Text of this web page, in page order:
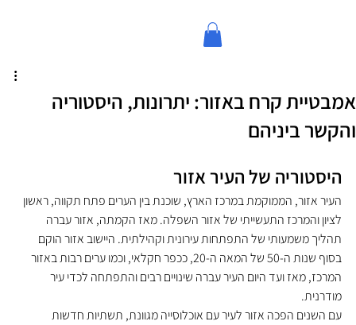
אמבטיית קרח באזור: יתרונות, היסטוריה
והקשר ביניהם
היסטוריה של העיר אזור
העיר אזור, הממוקמת במרכז הארץ, שוכנת בין הערים פתח תקווה, ראשון
לציון והמרכז התעשייתי של אזור השפלה. מאז הקמתה, אזור עברה
תהליך משמעותי של התפתחות עירונית וקהילתית. היישוב אזור הוקם
בסוף שנות ה-50 של המאה ה-20, ככפר חקלאי, וכמו ערים רבות באזור
המרכז, מאז ועד היום העיר עברה שינויים רבים והתפתחה לכדי עיר
מודרנית.
עם השנים הפכה אזור לעיר עם אוכלוסייה מגוונת, תשתיות חדשות